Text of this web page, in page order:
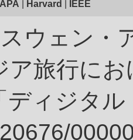
APA Harvard IEEE
ウェン・
ア旅行にお
ディジタ